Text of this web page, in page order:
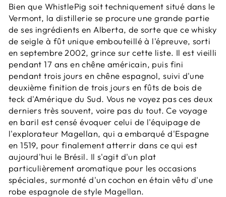
Bien que WhistlePig soit techniquement situé dans le
Vermont, la distillerie se procure une grande partie
de ses ingrédients en Alberta, de sorte que ce whisky
de seigle à fût unique embouteillé à l'épreuve, sorti
en septembre 2002, grince sur cette liste. Il est vieilli
pendant 17 ans en chêne américain, puis fini
pendant trois jours en chêne espagnol, suivi d'une
deuxième finition de trois jours en fûts de bois de
teck d'Amérique du Sud. Vous ne voyez pas ces deux
derniers très souvent, voire pas du tout. Ce voyage
en baril est censé évoquer celui de l'équipage de
l'explorateur Magellan, qui a embarqué d'Espagne
en 1519, pour finalement atterrir dans ce qui est
aujourd'hui le Brésil. Il s'agit d'un plat
particulièrement aromatique pour les occasions
spéciales, surmonté d'un cochon en étain vêtu d'une
robe espagnole de style Magellan.